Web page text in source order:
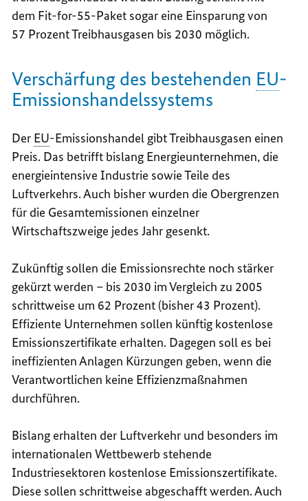
dem Fit-for-55-Paket sogar eine Einsparung von
57 Prozent Treibhausgasen bis 2030 möglich.
Verschärfung des bestehenden EU-
Emissionshandelssystems
Der EU-Emissionshandel gibt Treibhausgasen einen
Preis. Das betrifft bislang Energieunternehmen, die
energieintensive Industrie sowie Teile des
Luftverkehrs. Auch bisher wurden die Obergrenzen
für die Gesamtemissionen einzelner
Wirtschaftszweige jedes Jahr gesenkt.
Zukünftig sollen die Emissionsrechte noch stärker
gekürzt werden – bis 2030 im Vergleich zu 2005
schrittweise um 62 Prozent (bisher 43 Prozent).
Effiziente Unternehmen sollen künftig kostenlose
Emissionszertifikate erhalten. Dagegen soll es bei
ineffizienten Anlagen Kürzungen geben, wenn die
Verantwortlichen keine Effizienzmaßnahmen
durchführen.
Bislang erhalten der Luftverkehr und besonders im
internationalen Wettbewerb stehende
Industriesektoren kostenlose Emissionszertifikate.
Diese sollen schrittweise abgeschafft werden. Auch